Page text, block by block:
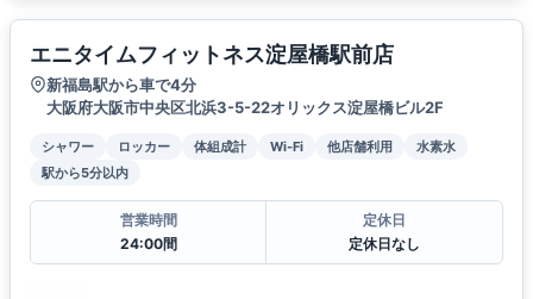
エニタイムフィットネス淀屋橋駅前店
新福島駅から車で4分
大阪府大阪市中央区北浜3-5-22オリックス淀屋橋ビル2F
シャワー ロッカー 体組成計 Wi-Fi 他店舗利用
水素水
駅から5分以内
営業時間
24:00間
定休日
定休日なし